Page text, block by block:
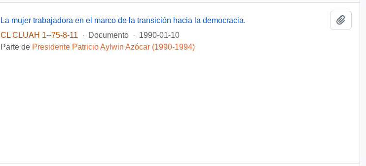
La mujer trabajadora en el marco de la transición hacia la democracia.
CL CLUAH 1--75-8-11
· Documento · 1990-01-10
Parte de Presidente Patricio Aylwin Azócar (1990-1994)